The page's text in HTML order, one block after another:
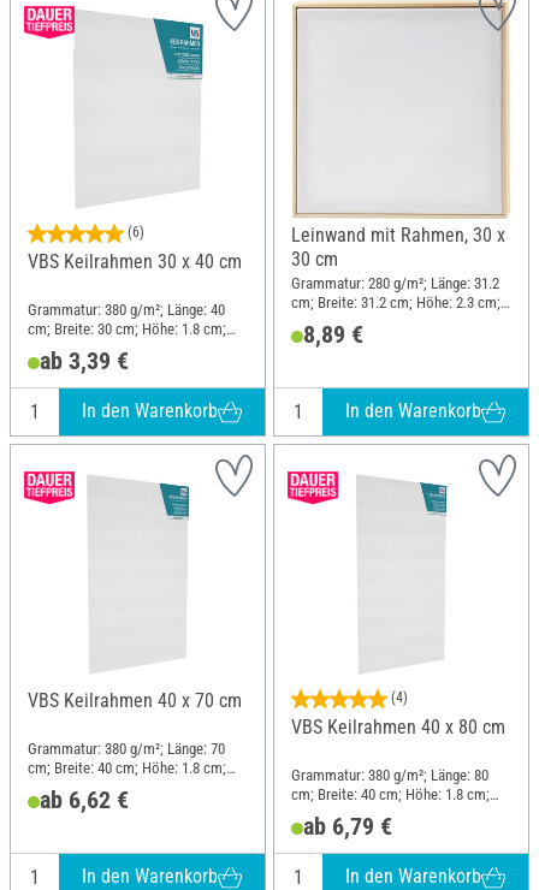
(6)
VBS Keilrahmen 30 x 40 cm
Grammatur: 380 g/m²; Länge: 40
cm; Breite: 30 cm; Höhe: 1.8 cm;
Material: Baumwolle
ab 3,39 €
In den Warenkorb
Leinwand mit Rahmen, 30 x
30 cm
Grammatur: 280 g/m²; Länge: 31.2
cm; Breite: 31.2 cm; Höhe: 2.3 cm;
8,89 €
In den Warenkorb
VBS Keilrahmen 40 x 70 cm
Grammatur: 380 g/m²; Länge: 70
cm; Breite: 40 cm; Höhe: 1.8 cm;
Material: Baumwolle
ab 6,62 €
In den Warenkorb
(4)
VBS Keilrahmen 40 x 80 cm
Grammatur: 380 g/m²; Länge: 80
cm; Breite: 40 cm; Höhe: 1.8 cm;
Material: Baumwolle
ab 6,79 €
In den Warenkorb